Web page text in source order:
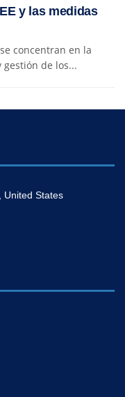
y las medidas
concentran en la
de los...
United States